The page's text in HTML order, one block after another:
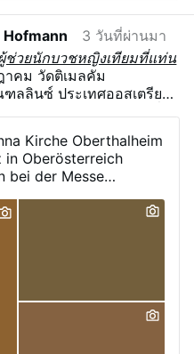
Christen verurteilt.
auf das Schicksal
Männern, die unter
inhaftiert
wirft den syrischen
Massaker gegen
gewesen zu
International hat
Das Schreiben
mehrfach in
sei, aber bis zum
stattgefunden habe. Es
Hofmann
3 วันที่ผ่านมา
ช่วยนักบวชหญิงเทียมที่แท่น
าคม วัดติเมลคัม
ลลินซ์ ประเทศออสเตรีย
ามประเพณีที่แพร่หลายใน
ภาษาเยอรมัน ผู้ช่วยงาน
ลบและผ้าพันคอพิธีกรรม
มทั้งจากแท่นประกาศพระ
หว่างพิธีบูชาขอบพระคุณ
Kirche Oberthalheim
in Oberösterreich
bei der Messe
- das Verlesen des